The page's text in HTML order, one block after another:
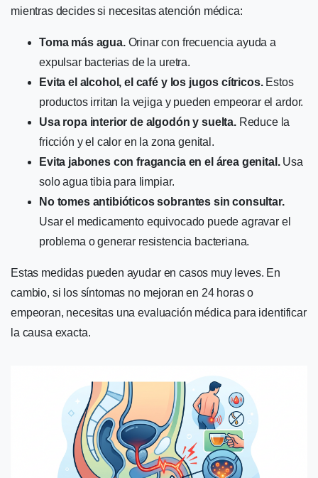
mientras decides si necesitas atención médica:
Toma más agua.Orinar con frecuencia ayuda a
expulsar bacterias de la uretra.
Evita el alcohol, el café y los jugos cítricos.Estos
productos irritan la vejiga y pueden empeorar el ardor.
Usa ropa interior de algodón y suelta.Reduce la
fricción y el calor en la zona genital.
Evita jabones con fragancia en el área genital.Usa
solo agua tibia para limpiar.
No tomes antibióticos sobrantes sin consultar.
Usar el medicamento equivocado puede agravar el
problema o generar resistencia bacteriana.
Estas medidas pueden ayudar en casos muy leves. En
cambio, si los síntomas no mejoran en 24 horas o
empeoran, necesitas una evaluación médica para identificar
la causa exacta.